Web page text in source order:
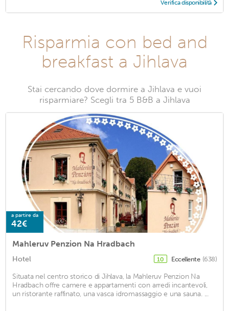
Verifica disponibilità
Risparmia con bed and
breakfast a Jihlava
Stai cercando dove dormire a Jihlava e vuoi
risparmiare? Scegli tra 5 B&B a Jihlava
a partire da
42€
Mahleruv Penzion Na Hradbach
Hotel 10 Eccellente (638)
Situata nel centro storico di Jihlava, la Mahleruv Penzion Na
Hradbach offre camere e appartamenti con arredi incantevoli,
un ristorante raffinato, una vasca idromassaggio e una sauna. ...